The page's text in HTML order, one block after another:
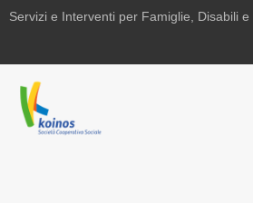
Servizi e Interventi per Famiglie, Disabili e